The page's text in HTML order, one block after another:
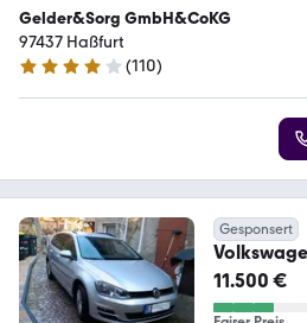
Gelder&Sorg GmbH&CoKG
97437 Haßfurt
3.8 Sterne
(110)
Gesponsert
11.500 €